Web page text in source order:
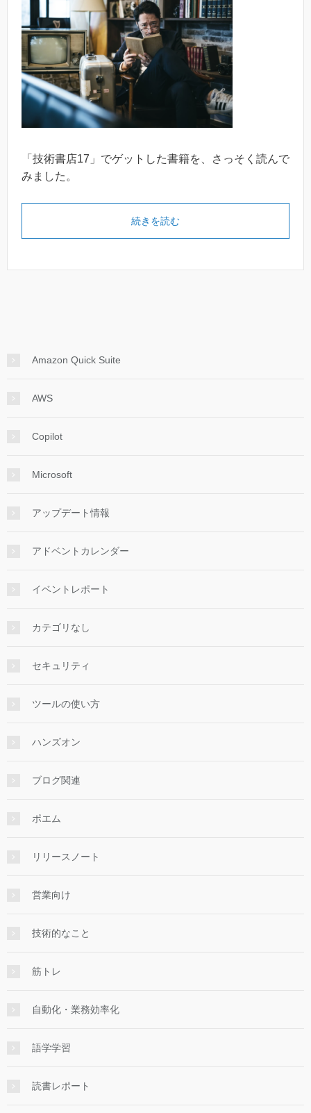
「技術書店17」でゲットした書籍を、さっそく読んで
みました。
続きを読む
Amazon Quick Suite
AWS
Copilot
Microsoft
アップデート情報
アドベントカレンダー
イベントレポート
カテゴリなし
セキュリティ
ツールの使い方
ハンズオン
ブログ関連
ポエム
リリースノート
営業向け
技術的なこと
筋トレ
自動化・業務効率化
語学学習
読書レポート